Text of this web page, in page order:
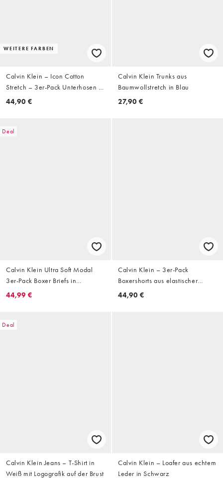
WEITERE FARBEN
Calvin Klein – Icon Cotton
Stretch – 3er-Pack Unterhosen in
Triple-Schwarz mit niedrigem
44,90 €
Calvin Klein Trunks aus
Baumwollstretch in Blau
27,90 €
Deal
Calvin Klein Ultra Soft Modal
3er-Pack Boxer Briefs in
Beige/Blau
44,99 €
Calvin Klein – 3er-Pack
Boxershorts aus elastischer
Mikrofaser in Schwarz mit Bund
44,90 €
Deal
Calvin Klein Jeans – T-Shirt in
Weiß mit Logografik auf der Brust
Calvin Klein – Loafer aus echtem
Leder in Schwarz